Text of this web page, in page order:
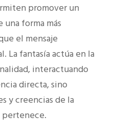
promover un
forma más
el mensaje
fantasía actúa en la
interactuando
directa, sino
y creencias de la
pertenece.